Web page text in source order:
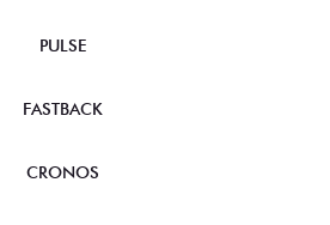
PULSE
FASTBACK
CRONOS